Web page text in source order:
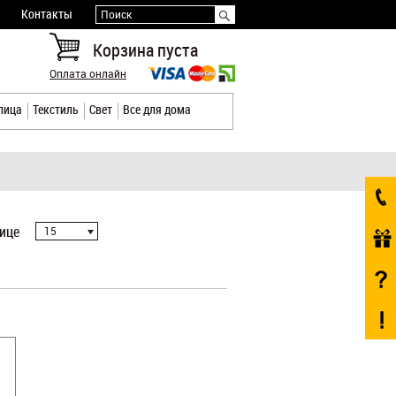
Контакты Поиск
Корзина пуста
Оплата онлайн
Текстиль Свет Все для дома
15